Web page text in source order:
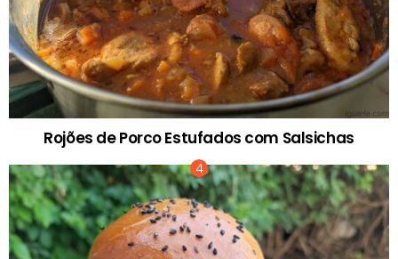
Rojões de Porco Estufados com Salsichas